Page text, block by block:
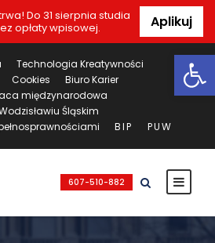
Do 31 sierpnia studia
opłaty wpisowej.
Aplikuj
Technologia Kreatywności
Cookies
Biuro Karier
międzynarodowa
Śląskim
BIP PUW
607-510-882